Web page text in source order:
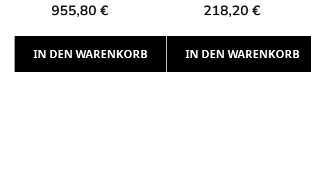
955,80 €
IN DEN WARENKORB
218,20 €
IN DEN WARENKORB